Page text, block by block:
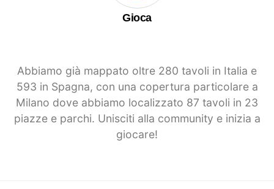
Gioca
Abbiamo già mappato oltre 280 tavoli in Italia e
593 in Spagna, con una copertura particolare a
Milano dove abbiamo localizzato 87 tavoli in 23
piazze e parchi. Unisciti alla community e inizia a
giocare!